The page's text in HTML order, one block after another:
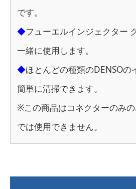
です。
◆フューエルインジェクター
一緒に使用します。
◆ほとんどの種類のDENSOの
簡単に清掃できます。
※この商品はコネクターのみ
では使用できません。